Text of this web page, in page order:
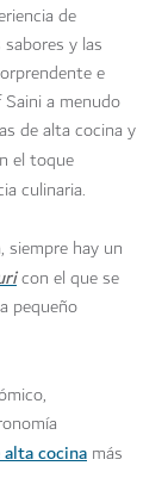
de
y las
e
a menudo
de alta cocina y
el toque
culinaria.
siempre hay un
con el que se
pequeño
cocina más